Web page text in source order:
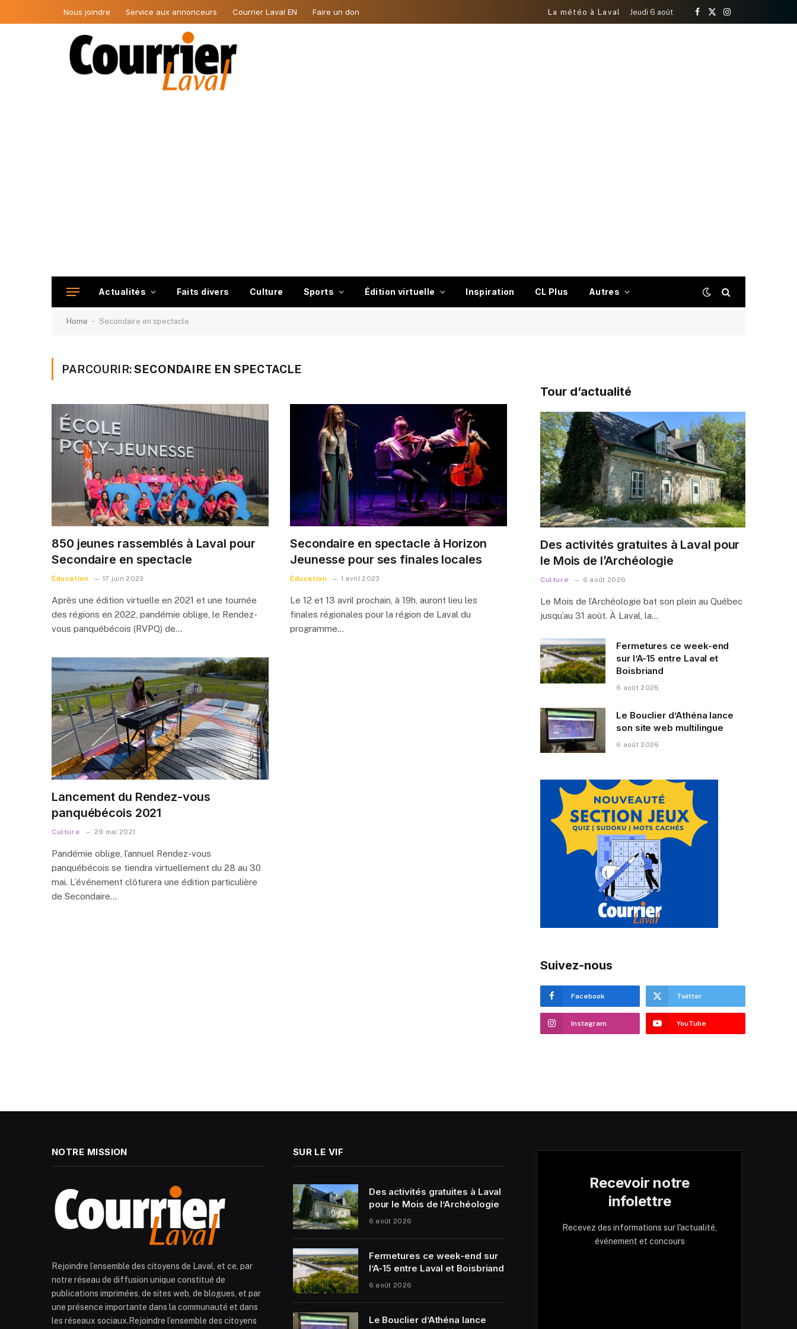
Nous joindre Service aux annonceurs Courrier Laval EN Faire un don La météo à Laval Jeudi 6 août
Facebook
X
Instagram
Actualités Faits divers Culture Sports Édition virtuelle Inspiration CL Plus Autres
Home - Secondaire en spectacle
PARCOURIR:SECONDAIRE EN SPECTACLE
850 jeunes rassemblés à Laval pour
Secondaire en spectacle
Éducation 17 juin 2023
Après une édition virtuelle en 2021 et une tournée
des régions en 2022, pandémie oblige, le Rendez-
vous panquébécois (RVPQ) de…
Secondaire en spectacle à Horizon
Jeunesse pour ses finales locales
Éducation 1 avril 2023
Le 12 et 13 avril prochain, à 19h, auront lieu les
finales régionales pour la région de Laval du
programme…
Lancement du Rendez-vous
panquébécois 2021
Culture 29 mai 2021
Pandémie oblige, l’annuel Rendez-vous
panquébécois se tiendra virtuellement du 28 au 30
mai. L’événement clôturera une édition particulière
de Secondaire…
Tour d’actualité
Des activités gratuites à Laval pour
le Mois de l’Archéologie
Culture 6 août 2026
Le Mois de l’Archéologie bat son plein au Québec
jusqu’au 31 août. À Laval, la…
Fermetures ce week-end
sur l’A-15 entre Laval et
Boisbriand
6 août 2026
Le Bouclier d’Athéna lance
son site web multilingue
6 août 2026
Suivez-nous
Facebook Twitter
Instagram YouTube
NOTRE MISSION
Rejoindre l’ensemble des citoyens de Laval, et ce, par
notre réseau de diffusion unique constitué de
publications imprimées, de sites web, de blogues, et par
une présence importante dans la communauté et dans
les réseaux sociaux.Rejoindre l’ensemble des citoyens
SUR LE VIF
Des activités gratuites à Laval
pour le Mois de l’Archéologie
6 août 2026
Fermetures ce week-end sur
l’A-15 entre Laval et Boisbriand
6 août 2026
Le Bouclier d’Athéna lance
Recevoir notre
infolettre
Recevez des informations sur l'actualité,
événement et concours